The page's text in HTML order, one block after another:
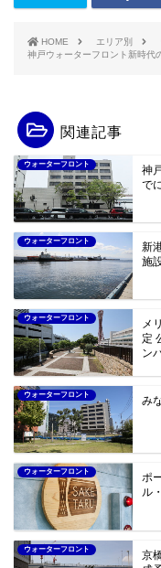
HOME エリア別
神戸ウォーターフロント新時代
関連記事
ウォーターフロント
神
で
ウォーターフロント
新
施
ウォーターフロント
メ
定
ン
ウォーターフロント み
ウォーターフロント
ポ
ル
ウォーターフロント
京